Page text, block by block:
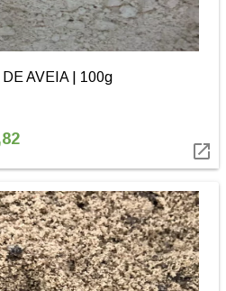
DE AVEIA | 100g
